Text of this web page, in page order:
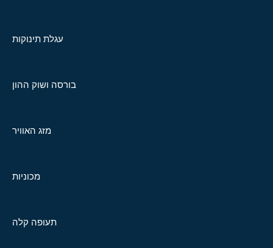
עגלת תינוקות
בורסה ושוק ההון
מזג האוויר
מכוניות
תעופה קלה